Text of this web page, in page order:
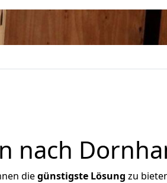
nach
diegünstigste Lösung zu